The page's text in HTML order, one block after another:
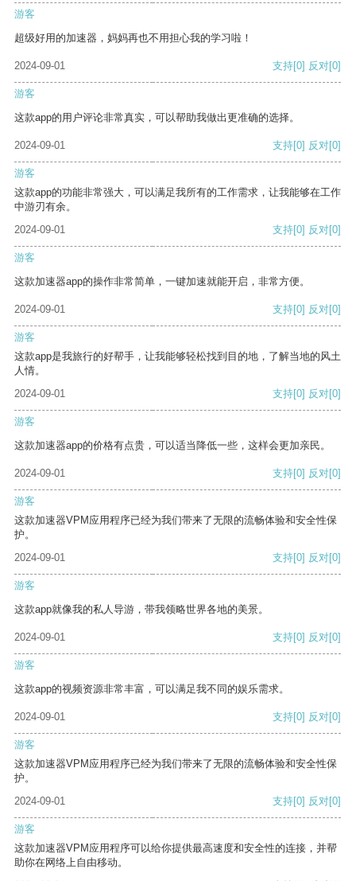
游客
超级好用的加速器，妈妈再也不用担心我的学习啦！
2024-09-01 支持[0] 反对[0]
游客
这款app的用户评论非常真实，可以帮助我做出更准确的选择。
2024-09-01 支持[0] 反对[0]
游客
这款app的功能非常强大，可以满足我所有的工作需求，让我能够在工作
中游刃有余。
2024-09-01
支持[0] 反对[0]
游客
这款加速器app的操作非常简单，一键加速就能开启，非常方便。
2024-09-01 支持[0] 反对[0]
游客
这款app是我旅行的好帮手，让我能够轻松找到目的地，了解当地的风土
人情。
2024-09-01
支持[0] 反对[0]
游客
这款加速器app的价格有点贵，可以适当降低一些，这样会更加亲民。
2024-09-01 支持[0] 反对[0]
游客
这款加速器VPM应用程序已经为我们带来了无限的流畅体验和安全性保
护。
2024-09-01
支持[0] 反对[0]
游客
这款app就像我的私人导游，带我领略世界各地的美景。
2024-09-01 支持[0] 反对[0]
游客
这款app的视频资源非常丰富，可以满足我不同的娱乐需求。
2024-09-01 支持[0] 反对[0]
游客
这款加速器VPM应用程序已经为我们带来了无限的流畅体验和安全性保
护。
2024-09-01
支持[0] 反对[0]
游客
这款加速器VPM应用程序可以给你提供最高速度和安全性的连接，并帮
助你在网络上自由移动。